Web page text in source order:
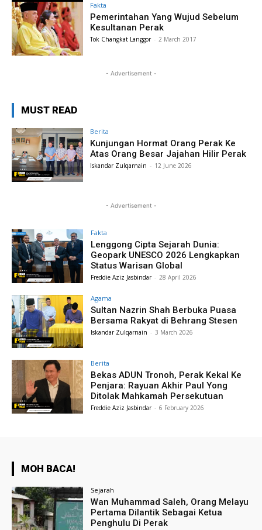
Fakta
Pemerintahan Yang Wujud Sebelum
Kesultanan Perak
Tok Changkat Langgor - 2 March 2017
- Advertisement -
MUST READ
Berita
Kunjungan Hormat Orang Perak Ke
Atas Orang Besar Jajahan Hilir Perak
Iskandar Zulqarnain - 12 June 2026
- Advertisement -
Fakta
Lenggong Cipta Sejarah Dunia:
Geopark UNESCO 2026 Lengkapkan
Status Warisan Global
Freddie Aziz Jasbindar - 28 April 2026
Agama
Sultan Nazrin Shah Berbuka Puasa
Bersama Rakyat di Behrang Stesen
Iskandar Zulqarnain - 3 March 2026
Berita
Bekas ADUN Tronoh, Perak Kekal Ke
Penjara: Rayuan Akhir Paul Yong
Ditolak Mahkamah Persekutuan
Freddie Aziz Jasbindar - 6 February 2026
MOH BACA!
Sejarah
Wan Muhammad Saleh, Orang Melayu
Pertama Dilantik Sebagai Ketua
Penghulu Di Perak